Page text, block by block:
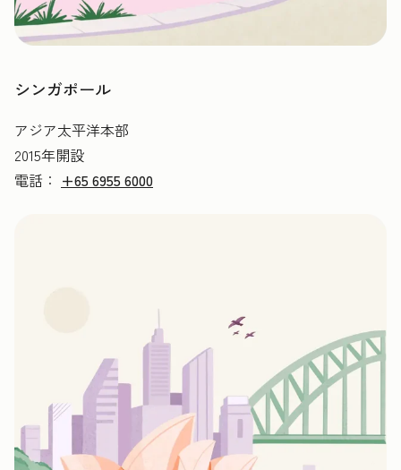
シンガポール
アジア太平洋本部
2015年開設
電話： +65 6955 6000